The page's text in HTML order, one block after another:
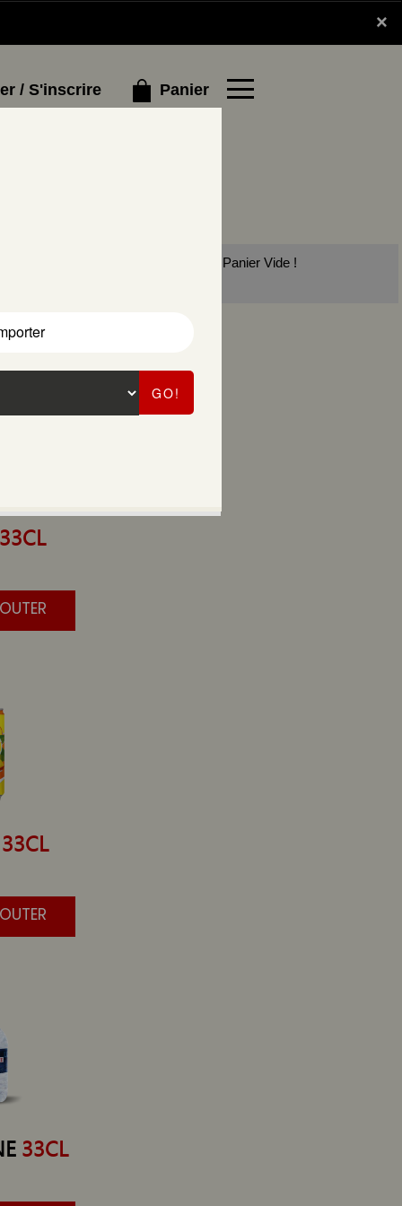
×
/ S'inscrire Panier
×
33CL
Panier Vide !